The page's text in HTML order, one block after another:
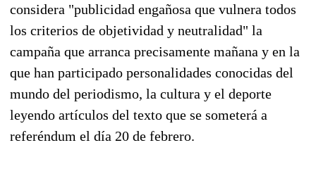
considera "publicidad engañosa que vulnera todos
los criterios de objetividad y neutralidad" la
campaña que arranca precisamente mañana y en la
que han participado personalidades conocidas del
mundo del periodismo, la cultura y el deporte
leyendo artículos del texto que se someterá a
referéndum el día 20 de febrero.